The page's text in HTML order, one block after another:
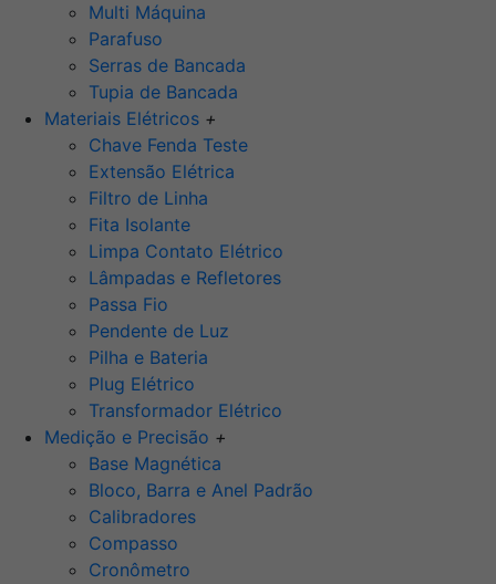
Multi Máquina
Parafuso
Serras de Bancada
Tupia de Bancada
Materiais Elétricos +
Chave Fenda Teste
Extensão Elétrica
Filtro de Linha
Fita Isolante
Limpa Contato Elétrico
Lâmpadas e Refletores
Passa Fio
Pendente de Luz
Pilha e Bateria
Plug Elétrico
Transformador Elétrico
Medição e Precisão +
Base Magnética
Bloco, Barra e Anel Padrão
Calibradores
Compasso
Cronômetro